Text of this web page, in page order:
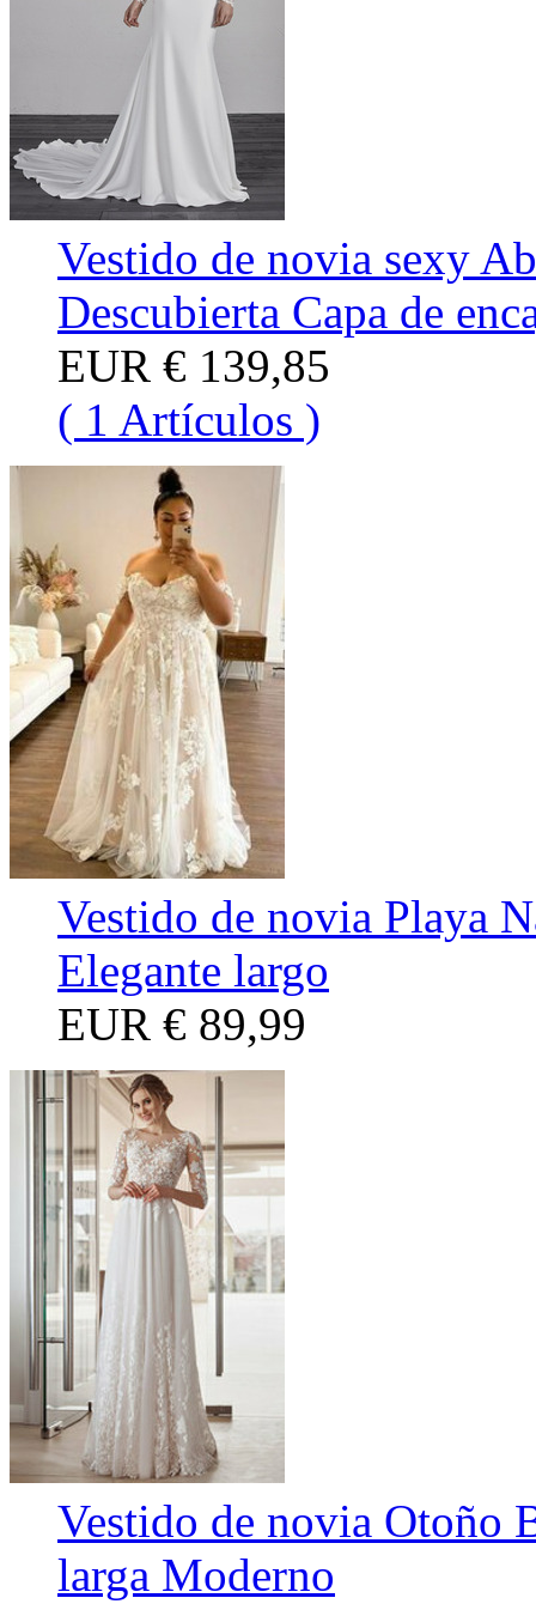
Vestido de novia sexy
Descubierta Capa de
EUR € 139,85
( 1 Artículos )
Vestido de novia Playa
Elegante largo
EUR € 89,99
Vestido de novia Otoño
larga Moderno